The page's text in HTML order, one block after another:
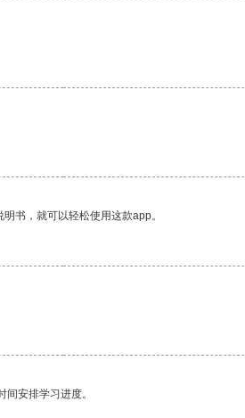
书，就可以轻松使用这款app。
安排学习进度。